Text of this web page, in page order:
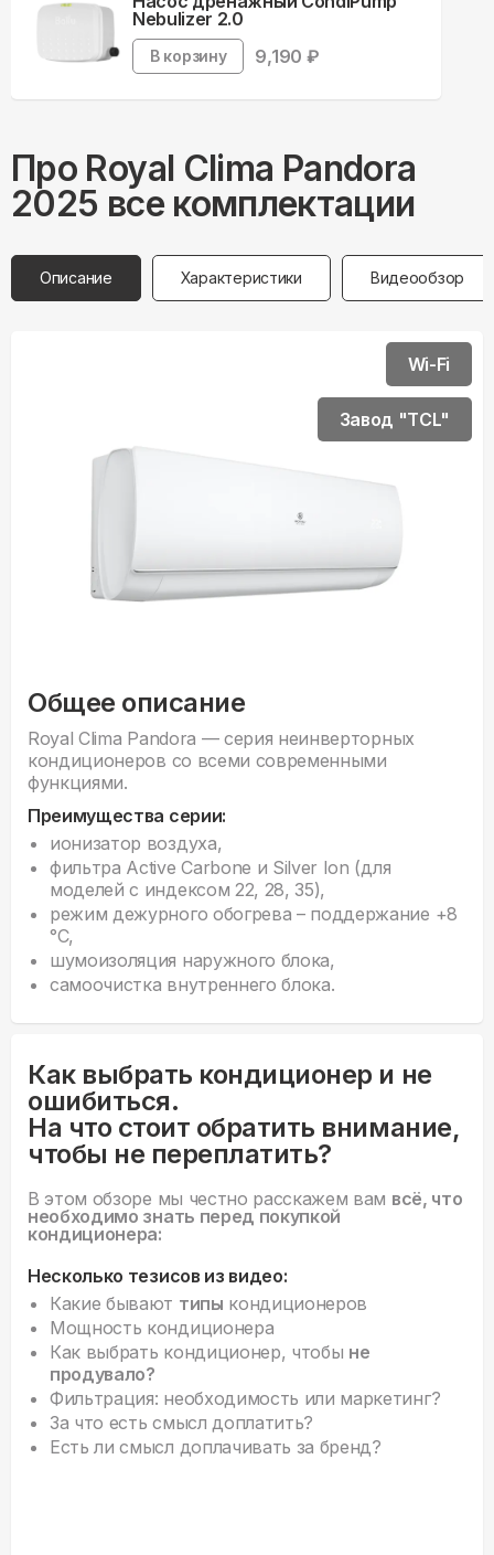
Nebulizer 2.0
В корзину 9,190 ₽
Про Royal Clima Pandora
2025 все комплектации
Описание Характеристики Видеообзор
Общее описание
Royal Clima Pandora — серия неинверторных
кондиционеров со всеми современными
функциями.
Преимущества серии:
ионизатор воздуха,
фильтра Active Carbone и Silver Ion (для
моделей с индексом 22, 28, 35),
режим дежурного обогрева – поддержание +8
°С,
шумоизоляция наружного блока,
cамоочистка внутреннего блока.
Wi-Fi
Завод "TCL"
Как выбрать кондиционер и не
ошибиться.
На что стоит обратить внимание,
чтобы не переплатить?
В этом обзоре мы честно расскажем вам всё, что
необходимо знать перед покупкой
кондиционера:
Несколько тезисов из видео:
Какие бывают типы кондиционеров
Мощность кондиционера
Как выбрать кондиционер, чтобы не
продувало?
Фильтрация: необходимость или маркетинг?
За что есть смысл доплатить?
Есть ли смысл доплачивать за бренд?